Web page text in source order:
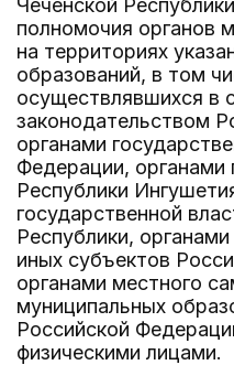
Чеченской
полномочия органов
на территориях
образований, в том
осуществлявшихся в
законодательством
органами
Федерации, органами
Республики
государственной
Республики,
иных субъектов
органами местного
муниципальных
Российской
физическими лицами.